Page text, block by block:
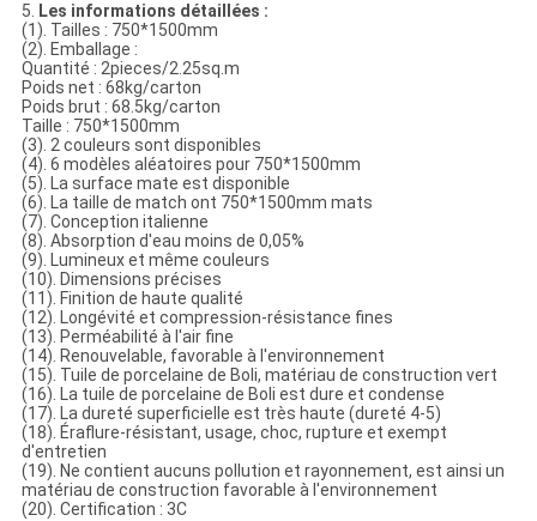
5. Les informations détaillées :
(1). Tailles : 750*1500mm
(2). Emballage :
Quantité : 2pieces/2.25sq.m
Poids net : 68kg/carton
Poids brut : 68.5kg/carton
Taille : 750*1500mm
(3). 2 couleurs sont disponibles
(4). 6 modèles aléatoires pour 750*1500mm
(5). La surface mate est disponible
(6). La taille de match ont 750*1500mm mats
(7). Conception italienne
(8). Absorption d'eau moins de 0,05%
(9). Lumineux et même couleurs
(10). Dimensions précises
(11). Finition de haute qualité
(12). Longévité et compression-résistance fines
(13). Perméabilité à l'air fine
(14). Renouvelable, favorable à l'environnement
(15). Tuile de porcelaine de Boli, matériau de construction vert
(16). La tuile de porcelaine de Boli est dure et condense
(17). La dureté superficielle est très haute (dureté 4-5)
(18). Éraflure-résistant, usage, choc, rupture et exempt
d'entretien
(19). Ne contient aucuns pollution et rayonnement, est ainsi un
matériau de construction favorable à l'environnement
(20). Certification : 3C